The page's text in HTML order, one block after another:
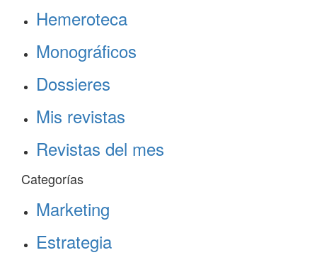
Hemeroteca
Monográficos
Dossieres
Mis revistas
Revistas del mes
Categorías
Marketing
Estrategia